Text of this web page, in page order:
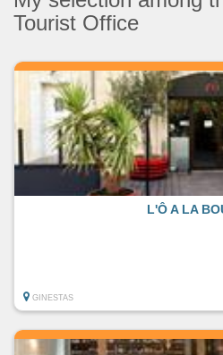
Tourist Office
L'Ô A LA
GINESTAS